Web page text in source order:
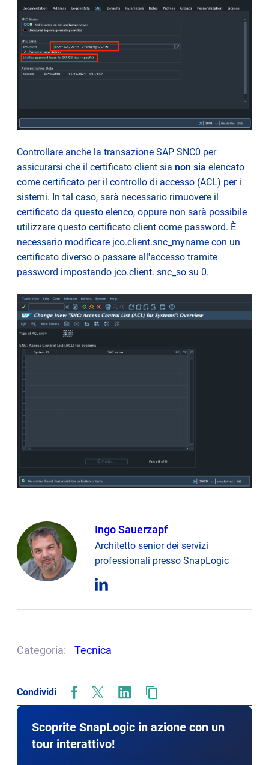
Controllare anche la transazione SAP SNC0 per
assicurarsi che il certificato client sia non sia elencato
come certificato per il controllo di accesso (ACL) per i
sistemi. In tal caso, sarà necessario rimuovere il
certificato da questo elenco, oppure non sarà possibile
utilizzare questo certificato client come password. È
necessario modificare jco.client.snc_myname con un
certificato diverso o passare all'accesso tramite
password impostando jco.client. snc_so su 0.
Ingo Sauerzapf
Architetto senior dei servizi
professionali presso SnapLogic
opens
Categoria: Tecnica
Condividi
opens
new
opens
new
tab
opens
new
tab
Scoprite SnapLogic in azione con un
tour interattivo!